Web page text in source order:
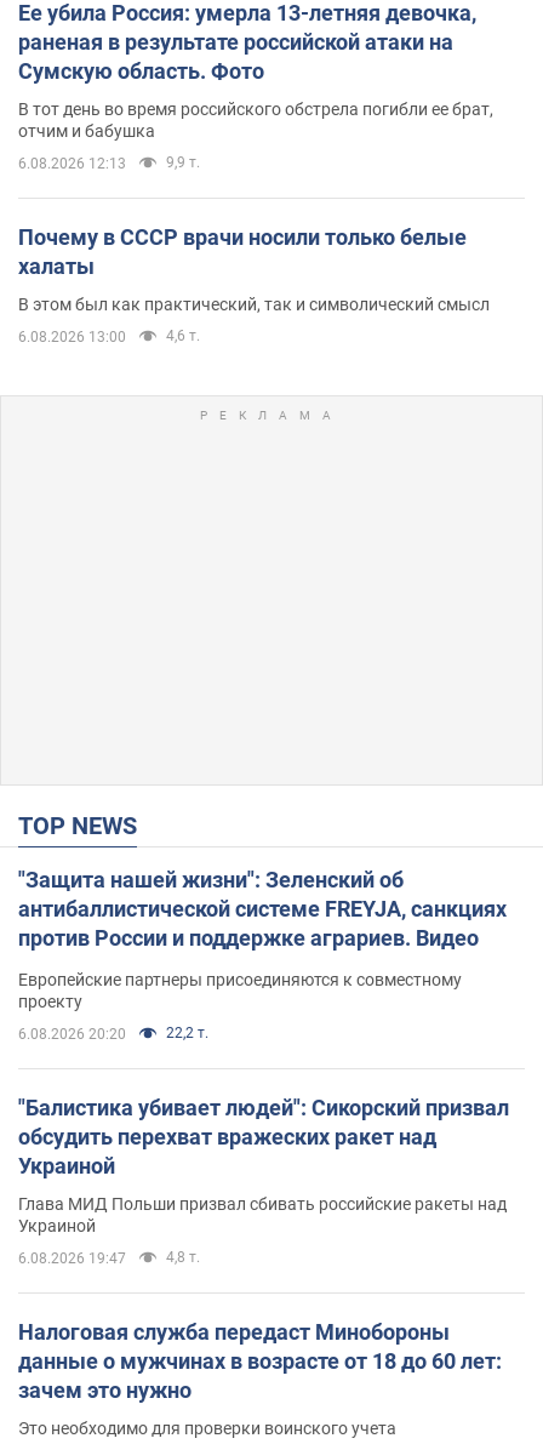
Ее убила Россия: умерла 13-летняя девочка,
раненая в результате российской атаки на
Сумскую область. Фото
В тот день во время российского обстрела погибли ее брат,
отчим и бабушка
6.08.2026 12:13 9,9 т.
Почему в СССР врачи носили только белые
халаты
В этом был как практический, так и символический смысл
6.08.2026 13:00 4,6 т.
TOP NEWS
"Защита нашей жизни": Зеленский об
антибаллистической системе FREYJA, санкциях
против России и поддержке аграриев. Видео
Европейские партнеры присоединяются к совместному
проекту
6.08.2026 20:20 22,2 т.
"Балистика убивает людей": Сикорский призвал
обсудить перехват вражеских ракет над
Украиной
Глава МИД Польши призвал сбивать российские ракеты над
Украиной
6.08.2026 19:47 4,8 т.
Налоговая служба передаст Минобороны
данные о мужчинах в возрасте от 18 до 60 лет:
зачем это нужно
Это необходимо для проверки воинского учета